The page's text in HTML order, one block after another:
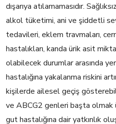
dışarıya atılamamasıdır.
alkol tüketimi, ani ve şiddetli
tedavileri, eklem travmaları,
hastalıkları, kanda ürik asit
olabilecek durumlar arasında
hastalığına yakalanma riskini
kişilerde ailesel geçiş
ve ABCG2 genleri başta olmak
gut hastalığına dair yatkınlık